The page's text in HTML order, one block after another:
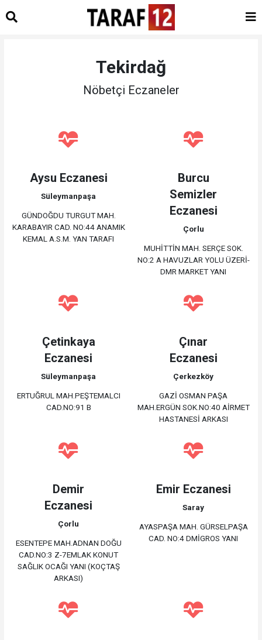
Tekirdağ
Nöbetçi Eczaneler
Aysu Eczanesi
Süleymanpaşa
GÜNDOĞDU TURGUT MAH.
KARABAYIR CAD. NO:44 ANAMIK
KEMAL A.S.M. YAN TARAFI
Burcu
Semizler
Eczanesi
Çorlu
MUHİTTİN MAH. SERÇE SOK.
NO:2 A HAVUZLAR YOLU ÜZERİ-
DMR MARKET YANI
Çetinkaya
Eczanesi
Süleymanpaşa
ERTUĞRUL MAH.PEŞTEMALCI
CAD.NO:91 B
Çınar
Eczanesi
Çerkezköy
GAZİ OSMAN PAŞA
MAH.ERGÜN SOK.NO:40 AİRMET
HASTANESİ ARKASI
Demir
Eczanesi
Çorlu
ESENTEPE MAH.ADNAN DOĞU
CAD.NO:3 Z-7EMLAK KONUT
SAĞLIK OCAĞI YANI (KOÇTAŞ
ARKASI)
Emir Eczanesi
Saray
AYASPAŞA MAH. GÜRSELPAŞA
CAD. NO:4 DMİGROS YANI